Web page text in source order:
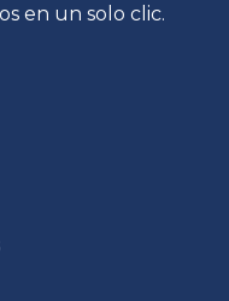
en un solo clic.